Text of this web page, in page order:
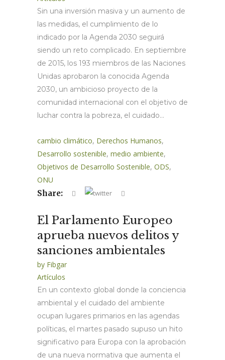
Sin una inversión masiva y un aumento de
las medidas, el cumplimiento de lo
indicado por la Agenda 2030 seguirá
siendo un reto complicado. En septiembre
de 2015, los 193 miembros de las Naciones
Unidas aprobaron la conocida Agenda
2030, un ambicioso proyecto de la
comunidad internacional con el objetivo de
luchar contra la pobreza, el cuidado...
cambio climático, Derechos Humanos,
Desarrollo sostenible, medio ambiente,
Objetivos de Desarrollo Sostenible, ODS,
ONU
Share:
El Parlamento Europeo
aprueba nuevos delitos y
sanciones ambientales
by Fibgar
Artículos
En un contexto global donde la conciencia
ambiental y el cuidado del ambiente
ocupan lugares primarios en las agendas
políticas, el martes pasado supuso un hito
significativo para Europa con la aprobación
de una nueva normativa que aumenta el